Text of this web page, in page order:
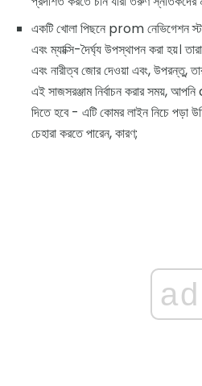
একটি খোলা পিছনে prom নেভিগেশন
এবং ম্যাক্সি-দৈর্ঘ্য উপস্থাপন করা হয়।
এবং নারীত্ব জোর দেওয়া এবং, উপরন্তু,
এই সাজসরঞ্জাম নির্বাচন করার সময়,
দিতে হবে - এটি কোমর লাইন নিচে পড়া
চেহারা করতে পারেন, কারণ;
ad